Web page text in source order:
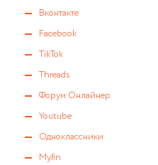
Вконтакте
Facebook
TikTok
Threads
Форум Онлайнер
Youtube
Одноклассники
Myfin